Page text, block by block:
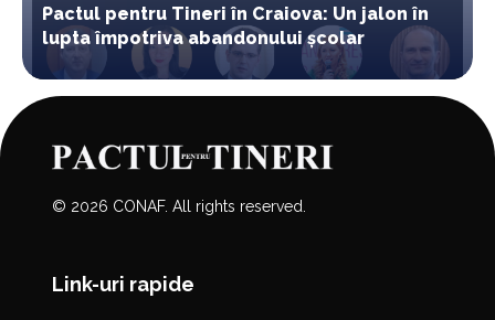
Pactul pentru Tineri în Craiova: Un jalon în
lupta împotriva abandonului școlar
© 2026 CONAF. All rights reserved.
Link-uri rapide